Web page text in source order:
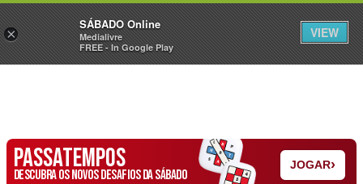
Sábado Assine Iniciar Sessão
PASSATEMPOS
DESCUBRA OS NOVOS DESAFIOS DA SÁBADO
JOGAR›
×
SÁBADO Online
Medialivre
FREE - In Google Play
VIEW